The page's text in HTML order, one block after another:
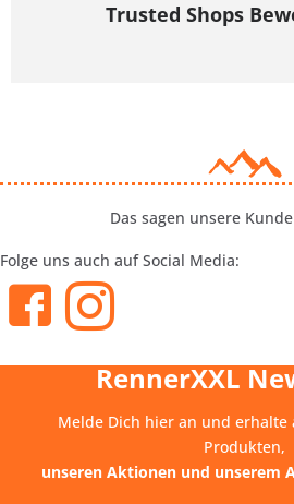
Trusted Shops
Das sagen unsere
Folge uns auch auf Social Media:
RennerXXL
Melde Dich hier an und erhalte
Produkten,
unseren Aktionen und unserem